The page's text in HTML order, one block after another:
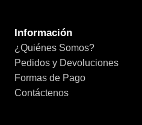
Información
¿Quiénes Somos?
Pedidos y Devoluciones
Formas de Pago
Contáctenos